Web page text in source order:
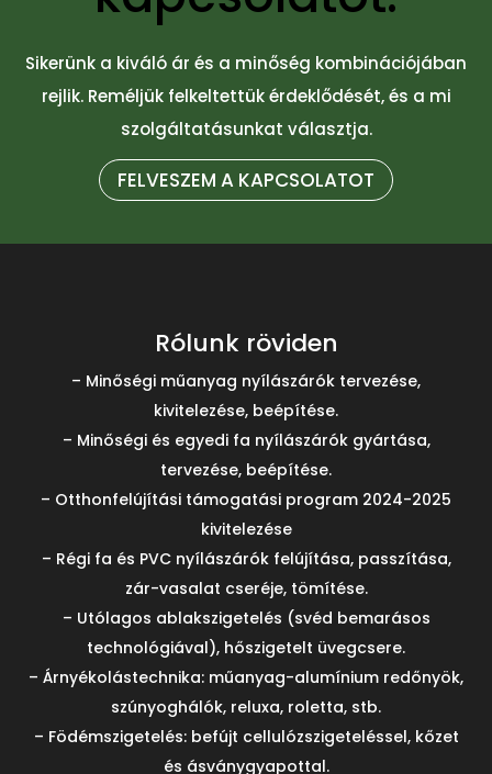
Sikerünk a kiváló ár és a minőség kombinációjában
rejlik. Reméljük felkeltettük érdeklődését, és a mi
szolgáltatásunkat választja.
FELVESZEM A KAPCSOLATOT
Rólunk röviden
– Minőségi műanyag nyílászárók tervezése,
kivitelezése, beépítése.
– Minőségi és egyedi fa nyílászárók gyártása,
tervezése, beépítése.
– Otthonfelújítási támogatási program 2024-2025
kivitelezése
– Régi fa és PVC nyílászárók felújítása, passzítása,
zár-vasalat cseréje, tömítése.
– Utólagos ablakszigetelés (svéd bemarásos
technológiával), hőszigetelt üvegcsere.
– Árnyékolástechnika: műanyag-alumínium redőnyök,
szúnyoghálók, reluxa, roletta, stb.
– Födémszigetelés: befújt cellulózszigeteléssel, kőzet
és ásványgyapottal.